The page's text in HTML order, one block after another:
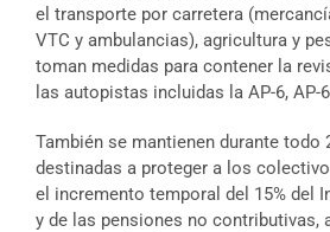
el transporte por carretera
VTC y ambulancias), agricultura y
toman medidas para contener la
las autopistas incluidas la AP-6, AP-
También se mantienen durante todo
destinadas a proteger a los
el incremento temporal del 15% del
y de las pensiones no contributivas,